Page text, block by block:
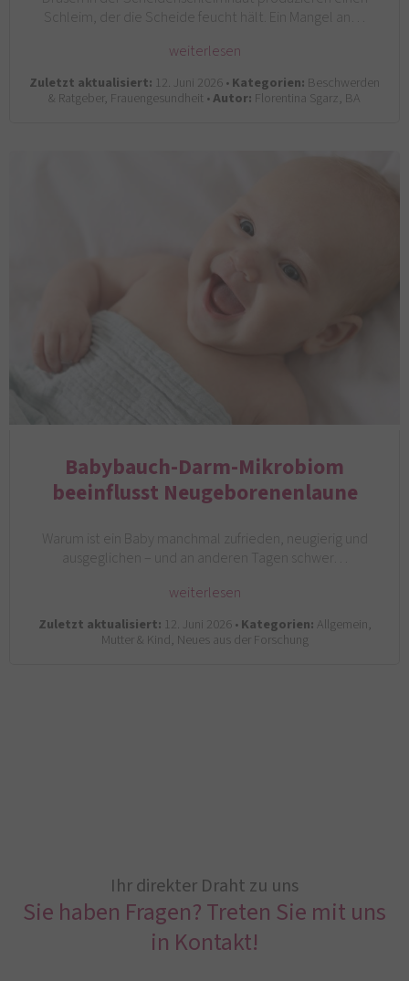
Schleim, der die Scheide feucht hält. Ein Mangel an…
weiterlesen
Zuletzt aktualisiert: 12. Juni 2026 •Kategorien: Beschwerden
& Ratgeber, Frauengesundheit •Autor: Florentina Sgarz, BA
Babybauch-Darm-Mikrobiom
beeinflusst Neugeborenenlaune
Warum ist ein Baby manchmal zufrieden, neugierig und
ausgeglichen – und an anderen Tagen schwer…
weiterlesen
Zuletzt aktualisiert: 12. Juni 2026 •Kategorien: Allgemein,
Mutter & Kind, Neues aus der Forschung
Ihr direkter Draht zu uns
Sie haben Fragen? Treten Sie mit uns
in Kontakt!